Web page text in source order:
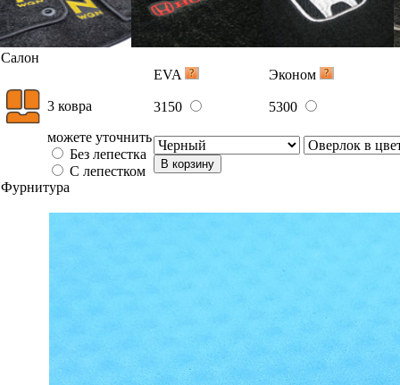
Салон
EVA
Эконом
3 ковра 3150
5300
можете уточнить
Без лепестка
С лепестком
В корзину
Фурнитура